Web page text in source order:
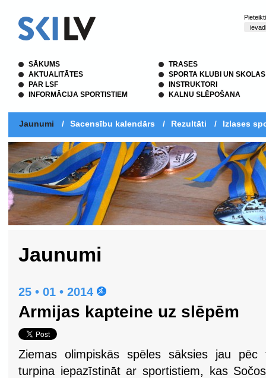
SĀKUMS
AKTUALITĀTES
PAR LSF
INFORMĀCIJA SPORTISTIEM
TRASES
SPORTA KLUBI UN SKOLAS
INSTRUKTORI
KALNU SLĒPOŠANA
Jaunumi / Sacensību kalendārs / Rezultāti / Izlases
Jaunumi
25 • 01 • 2014
Armijas kapteine uz slēpēm
Ziemas olimpiskās spēles sāksies jau
turpina iepazīstināt ar sportistiem, kas